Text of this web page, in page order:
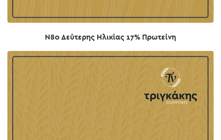
Ν80 Δεύτερης Ηλικίας 17% Πρωτείνη